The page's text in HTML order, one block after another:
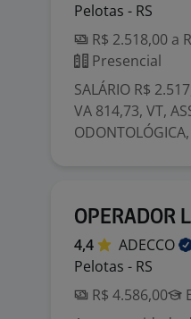
Pelotas - RS
R$ 2.518,00 a
Presencial
SALÁRIO R$
VA 814,73, VT,
OPERADOR
4,4
ADECCO
Pelotas - RS
R$ 4.586,00